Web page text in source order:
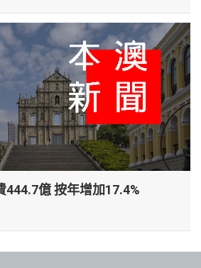
444.7億 按年增加17.4%